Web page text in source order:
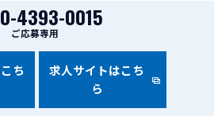
ます。例えば、観光シーズンに
、日常生活では柔軟な時間帯で
ら丁寧なサービスを提供してい
ビスは、地元ならではの迅速な
4393-0015
ご応募専用
ち
求人サイトはこち
ら